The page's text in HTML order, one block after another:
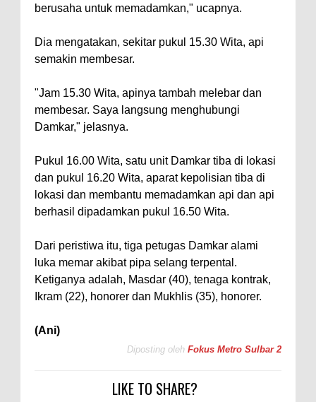
berusaha untuk memadamkan," ucapnya.
Dia mengatakan, sekitar pukul 15.30 Wita, api
semakin membesar.
"Jam 15.30 Wita, apinya tambah melebar dan
membesar. Saya langsung menghubungi
Damkar," jelasnya.
Pukul 16.00 Wita, satu unit Damkar tiba di lokasi
dan pukul 16.20 Wita, aparat kepolisian tiba di
lokasi dan membantu memadamkan api dan api
berhasil dipadamkan pukul 16.50 Wita.
Dari peristiwa itu, tiga petugas Damkar alami
luka memar akibat pipa selang terpental.
Ketiganya adalah, Masdar (40), tenaga kontrak,
Ikram (22), honorer dan Mukhlis (35), honorer.
(Ani)
Diposting oleh Fokus Metro Sulbar 2
LIKE TO SHARE?